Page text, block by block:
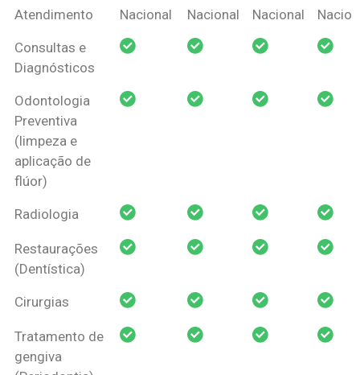
Coberturas
Pessoa Física
Nacional Criança Prótese
Atendimento Nacional Nacional Nacional
Consultas e
Diagnósticos
Odontologia
Preventiva
(limpeza e
aplicação de
flúor)
Radiologia
Restaurações
(Dentística)
Cirurgias
Tratamento de
gengiva